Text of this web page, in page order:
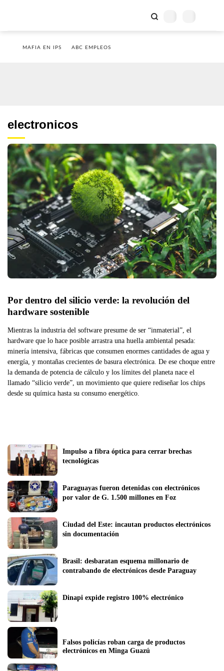
MAFIA EN IPS ABC EMPLEOS
electronicos
Por dentro del silicio verde: la revolución del
hardware sostenible
Mientras la industria del software presume de ser “inmaterial”, el
hardware que lo hace posible arrastra una huella ambiental pesada:
minería intensiva, fábricas que consumen enormes cantidades de agua y
energía, y montañas crecientes de basura electrónica. De ese choque entre
la demanda de potencia de cálculo y los límites del planeta nace el
llamado “silicio verde”, un movimiento que quiere rediseñar los chips
desde su química hasta su consumo energético.
Impulso a fibra óptica para cerrar brechas
tecnológicas
Paraguayas fueron detenidas con electrónicos
por valor de G. 1.500 millones en Foz
Ciudad del Este: incautan productos electrónicos
sin documentación
Brasil: desbaratan esquema millonario de
contrabando de electrónicos desde Paraguay
Dinapi expide registro 100% electrónico
Falsos policías roban carga de productos
electrónicos en Minga Guazú